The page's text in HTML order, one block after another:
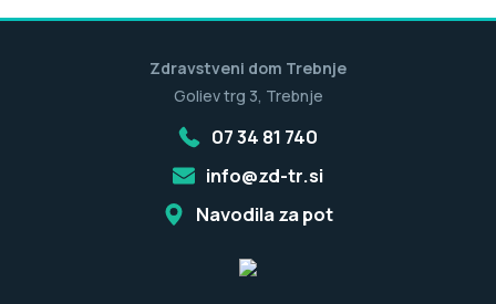
Zdravstveni dom Trebnje
Goliev trg 3, Trebnje
07 34 81 740
info@zd-tr.si
Navodila za pot